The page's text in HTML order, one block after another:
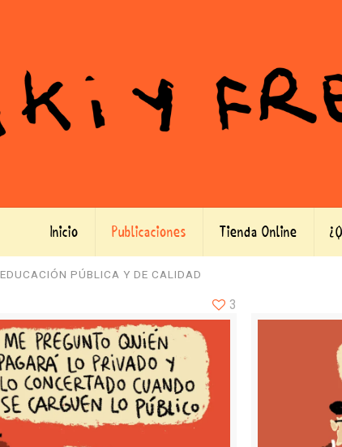
Inicio Publicaciones Tienda Online
EDUCACIÓN PÚBLICA Y DE CALIDAD
3